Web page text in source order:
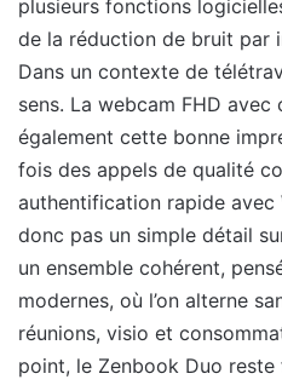
plusieurs fonctions
de la réduction de bruit par
Dans un contexte de
sens. La webcam FHD
également cette bonne
fois des appels de qualité
authentification rapide avec
donc pas un simple détail
un ensemble cohérent,
modernes, où l’on alterne
réunions, visio et
point, le Zenbook Duo